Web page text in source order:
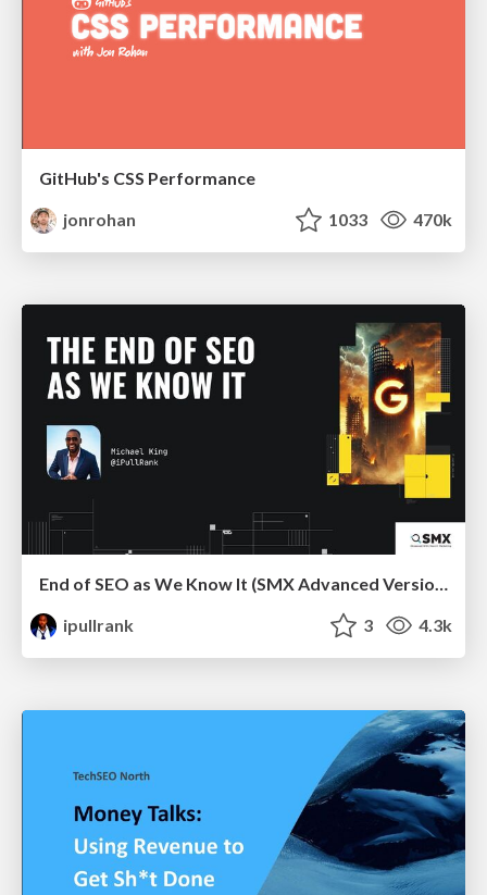
GitHub's CSS Performance
jonrohan
1033 470k
ipullrank
3 4.3k